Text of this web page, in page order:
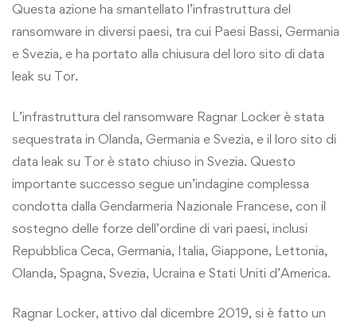
Questa azione ha smantellato l’infrastruttura del
ransomware in diversi paesi, tra cui Paesi Bassi, Germania
e Svezia, e ha portato alla chiusura del loro sito di data
leak su Tor.
L’infrastruttura del ransomware Ragnar Locker è stata
sequestrata in Olanda, Germania e Svezia, e il loro sito di
data leak su Tor è stato chiuso in Svezia. Questo
importante successo segue un’indagine complessa
condotta dalla Gendarmeria Nazionale Francese, con il
sostegno delle forze dell’ordine di vari paesi, inclusi
Repubblica Ceca, Germania, Italia, Giappone, Lettonia,
Olanda, Spagna, Svezia, Ucraina e Stati Uniti d’America.
Ragnar Locker, attivo dal dicembre 2019, si è fatto un